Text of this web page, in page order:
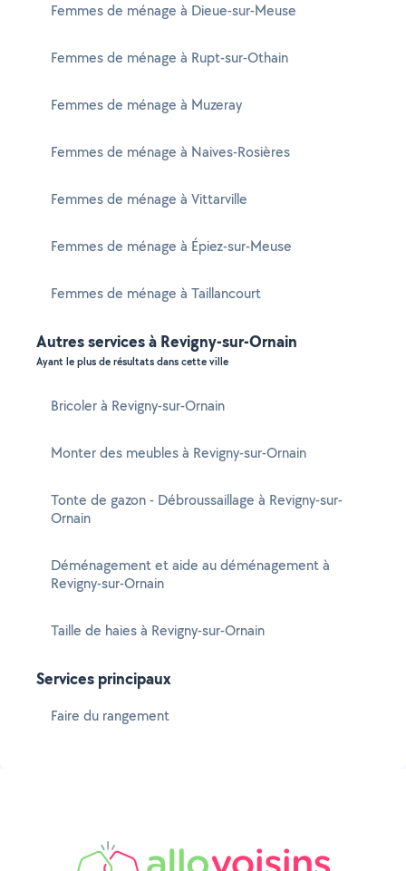
Femmes de ménage à Dieue-sur-Meuse
Femmes de ménage à Rupt-sur-Othain
Femmes de ménage à Muzeray
Femmes de ménage à Naives-Rosières
Femmes de ménage à Vittarville
Femmes de ménage à Épiez-sur-Meuse
Femmes de ménage à Taillancourt
Autres services à Revigny-sur-Ornain
Ayant le plus de résultats dans cette ville
Bricoler à Revigny-sur-Ornain
Monter des meubles à Revigny-sur-Ornain
Tonte de gazon - Débroussaillage à Revigny-sur-
Ornain
Déménagement et aide au déménagement à
Revigny-sur-Ornain
Taille de haies à Revigny-sur-Ornain
Services principaux
Faire du rangement